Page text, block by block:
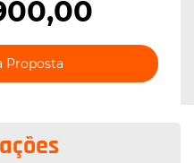
Proposta